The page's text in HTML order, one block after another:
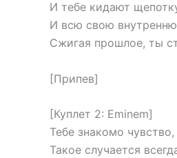
И тебе кидают
И всю свою
Сжигая прошлое, ты
[Припев]
[Куплет 2: Eminem]
Тебе знакомо
Такое случается